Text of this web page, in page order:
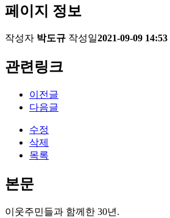
페이지 정보
작성자 박도규 작성일2021-09-09 14:53
관련링크
이전글
다음글
수정
삭제
목록
본문
이웃주민들과 함께한 30년.